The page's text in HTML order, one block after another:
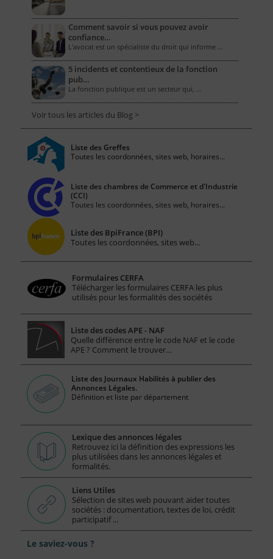
Comment savoir si vous pouvez avoir
confiance…
L'avocat est un spécialiste du droit qui informe …
5 incidents et contentieux de la fonction
pub…
La fonction publique est un secteur qui, …
Voir tous les articles du Blog >
Liste des Greffes
Toutes les coordonnées, sites web, horaires...
Liste des chambres de Commerce et d'Industrie
(CCI)
Toutes les coordonnées, sites web, horaires...
Liste des BpiFrance (BPI)
Toutes les coordonnées, sites web...
Formulaires CERFA
Télécharger les formulaires CERFA les plus
utilisés pour les formalités des sociétés
Liste des codes APE - NAF
Quelle différence entre le code NAF et le code
APE ? Comment le trouver…
Liste des Journaux Habilités à publier des
Annonces Légales.
Définition et liste par département
Lexique des annonces légales
Retrouvez ici la définition des expressions les
plus utilisées dans les annonces légales et
formalités.
Liens Utiles
Sélection de sites web pouvant aider toutes
sociétés : documentation, textes de loi, crédit
participatif ...
Le saviez-vous ?